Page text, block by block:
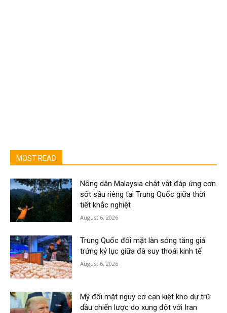
MOST READ
Nông dân Malaysia chật vật đáp ứng cơn
sốt sầu riêng tại Trung Quốc giữa thời
tiết khắc nghiệt
August 6, 2026
Trung Quốc đối mặt làn sóng tăng giá
trứng kỷ lục giữa đà suy thoái kinh tế
August 6, 2026
Mỹ đối mặt nguy cơ cạn kiệt kho dự trữ
dầu chiến lược do xung đột với Iran